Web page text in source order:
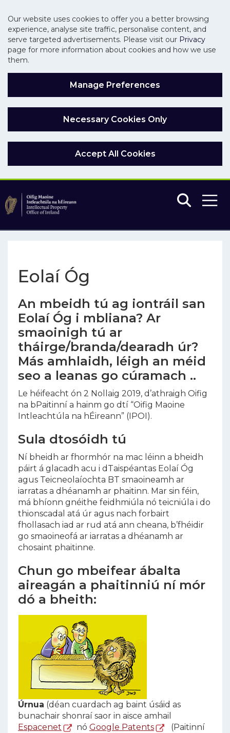
Our website uses cookies to offer you a better browsing
experience, analyse site traffic, personalise content, and
serve targeted advertisements. Please visit our Privacy
page for more information about cookies and how we use
them.
Manage Preferences
Necessary Cookies Only
Accept All Cookies
Skip to main content
Eolaí Óg
An mbeidh tú ag iontráil san
Eolaí Óg i mbliana? Ar
smaoinigh tú ar
tháirge/branda/dearadh úr?
Más amhlaidh, léigh an méid
seo a leanas go cúramach ..
Le héifeacht ón 2 Nollaig 2019, d’athraigh Oifig
na bPaitinní a hainm go dtí “Oifig Maoine
Intleachtúla na hÉireann” (IPOI).
Sula dtosóidh tú
Ní bheidh ar fhormhór na mac léinn a bheidh
páirt á glacadh acu i dTaispéantas Eolaí Óg
agus Teicneolaíochta BT smaoineamh ar
iarratas a dhéanamh ar phaitinn. Mar sin féin,
má bhíonn gnéithe feidhmiúla nó teicniúla i do
thionscadal atá úr agus nach forbairt
fhollasach iad ar rud atá ann cheana, b’fhéidir
go smaoineofá ar iarratas a dhéanamh ar
chosaint phaitinne.
Chun go mbeifear ábalta
aireagán a phaitinniú ní mór
dó a bheith:
Úrnua (déan cuardach ag baint úsáid as
bunachair shonraí saor in aisce amhail
Espacenet
nó Google Patents
(Paitinní